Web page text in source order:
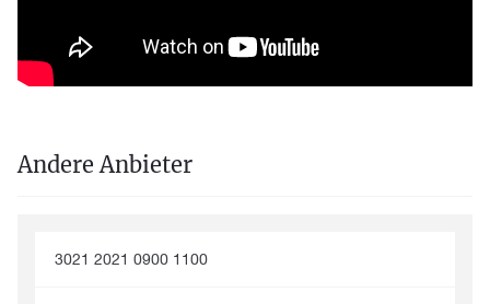
Andere Anbieter
3021 2021 0900 1100